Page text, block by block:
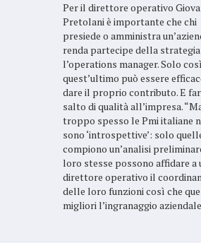
Per il direttore operativo
Pretolani è importante che chi
presiede o amministra
renda partecipe della strategia
l’operations manager. Solo così
quest’ultimo può essere
dare il proprio contributo. E
salto di qualità all’impresa.
troppo spesso le Pmi italiane
sono ‘introspettive’: solo
compiono un’analisi
loro stesse possono affidare a
direttore operativo il
delle loro funzioni così che
migliori l’ingranaggio